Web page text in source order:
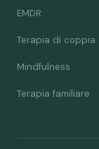
EMDR
Terapia di coppia
Mindfulness
Terapia familiare